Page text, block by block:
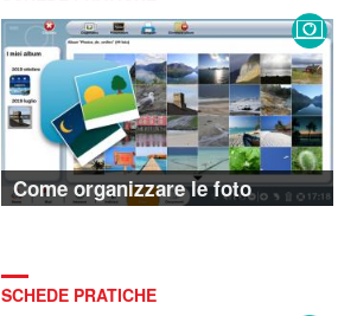
Come organizzare le foto
SCHEDE PRATICHE